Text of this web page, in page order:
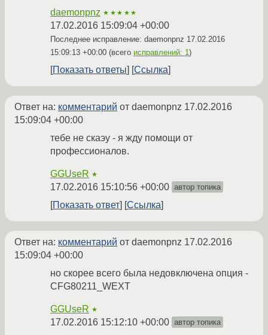
daemonpnz ★★★★★
17.02.2016 15:09:04 +00:00
Последнее исправление: daemonpnz 17.02.2016
15:09:13 +00:00 (всего исправлений: 1)
Показать ответы Ссылка
Ответ на: комментарий от daemonpnz 17.02.2016
15:09:04 +00:00
тебе не скаэу - я жду помощи от
профессионалов.
GGUseR ★
17.02.2016 15:10:56 +00:00 автор топика
Показать ответ Ссылка
Ответ на: комментарий от daemonpnz 17.02.2016
15:09:04 +00:00
но скорее всего была недовключена опция -
CFG80211_WEXT
GGUseR ★
17.02.2016 15:12:10 +00:00 автор топика